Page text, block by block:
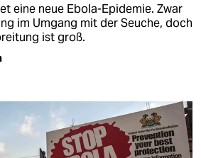
eine neue Ebola-Epidemie. Zwar
im Umgang mit der Seuche, doch
ist groß.